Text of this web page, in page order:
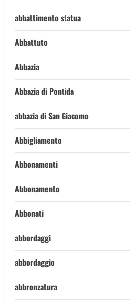
abbattimento statua
Abbattuto
Abbazia
Abbazia di Pontida
abbazia di San Giacomo
Abbigliamento
Abbonamenti
Abbonamento
Abbonati
abbordaggi
abbordaggio
abbronzatura